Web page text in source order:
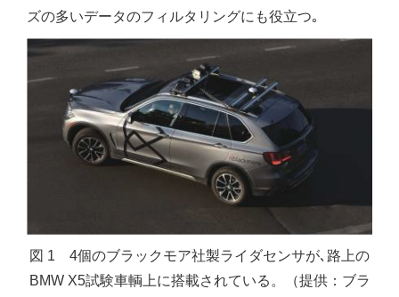
ズの多いデータのフィルタリングにも役立つ｡
図 1 4個のブラックモア社製ライダセンサが､路上の
BMW X5試験車輌上に搭載されている。（提供：ブラ